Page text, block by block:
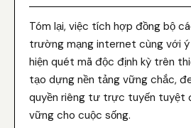
Tóm lại, việc tích hợp đồng bộ
trường mạng internet cùng với
hiện quét mã độc định kỳ trên
tạo dựng nền tảng vững chắc,
quyền riêng tư trực tuyến tuyệt
vững cho cuộc sống.